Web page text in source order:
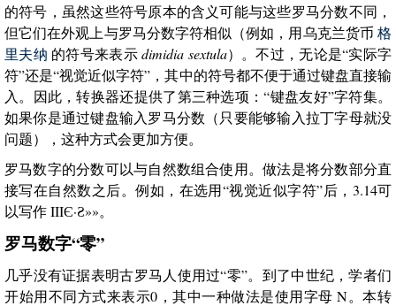
的符号，虽然这些符号原本的含义可能与这些罗马分数不同，
但它们在外观上与罗马分数字符相似（例如，用乌克兰货币 格
里夫纳的符号来表示dimidia sextula）。不过，无论是“实际字
符”还是“视觉近似字符”，其中的符号都不便于通过键盘直接输
入。因此，转换器还提供了第三种选项：“键盘友好”字符集。
如果你是通过键盘输入罗马分数（只要能够输入拉丁字母就没
问题），这种方式会更加方便。
罗马数字的分数可以与自然数组合使用。做法是将分数部分直
接写在自然数之后。例如，在选用“视觉近似字符”后，3.14可
以写作 IIIЄ·Ƨ»»。
罗马数字“零”
几乎没有证据表明古罗马人使用过“零”。到了中世纪，学者们
开始用不同方式来表示0，其中一种做法是使用字母 N。本转